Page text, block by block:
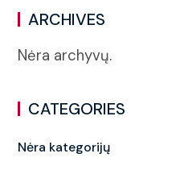
ARCHIVES
Nėra archyvų.
CATEGORIES
Nėra kategorijų